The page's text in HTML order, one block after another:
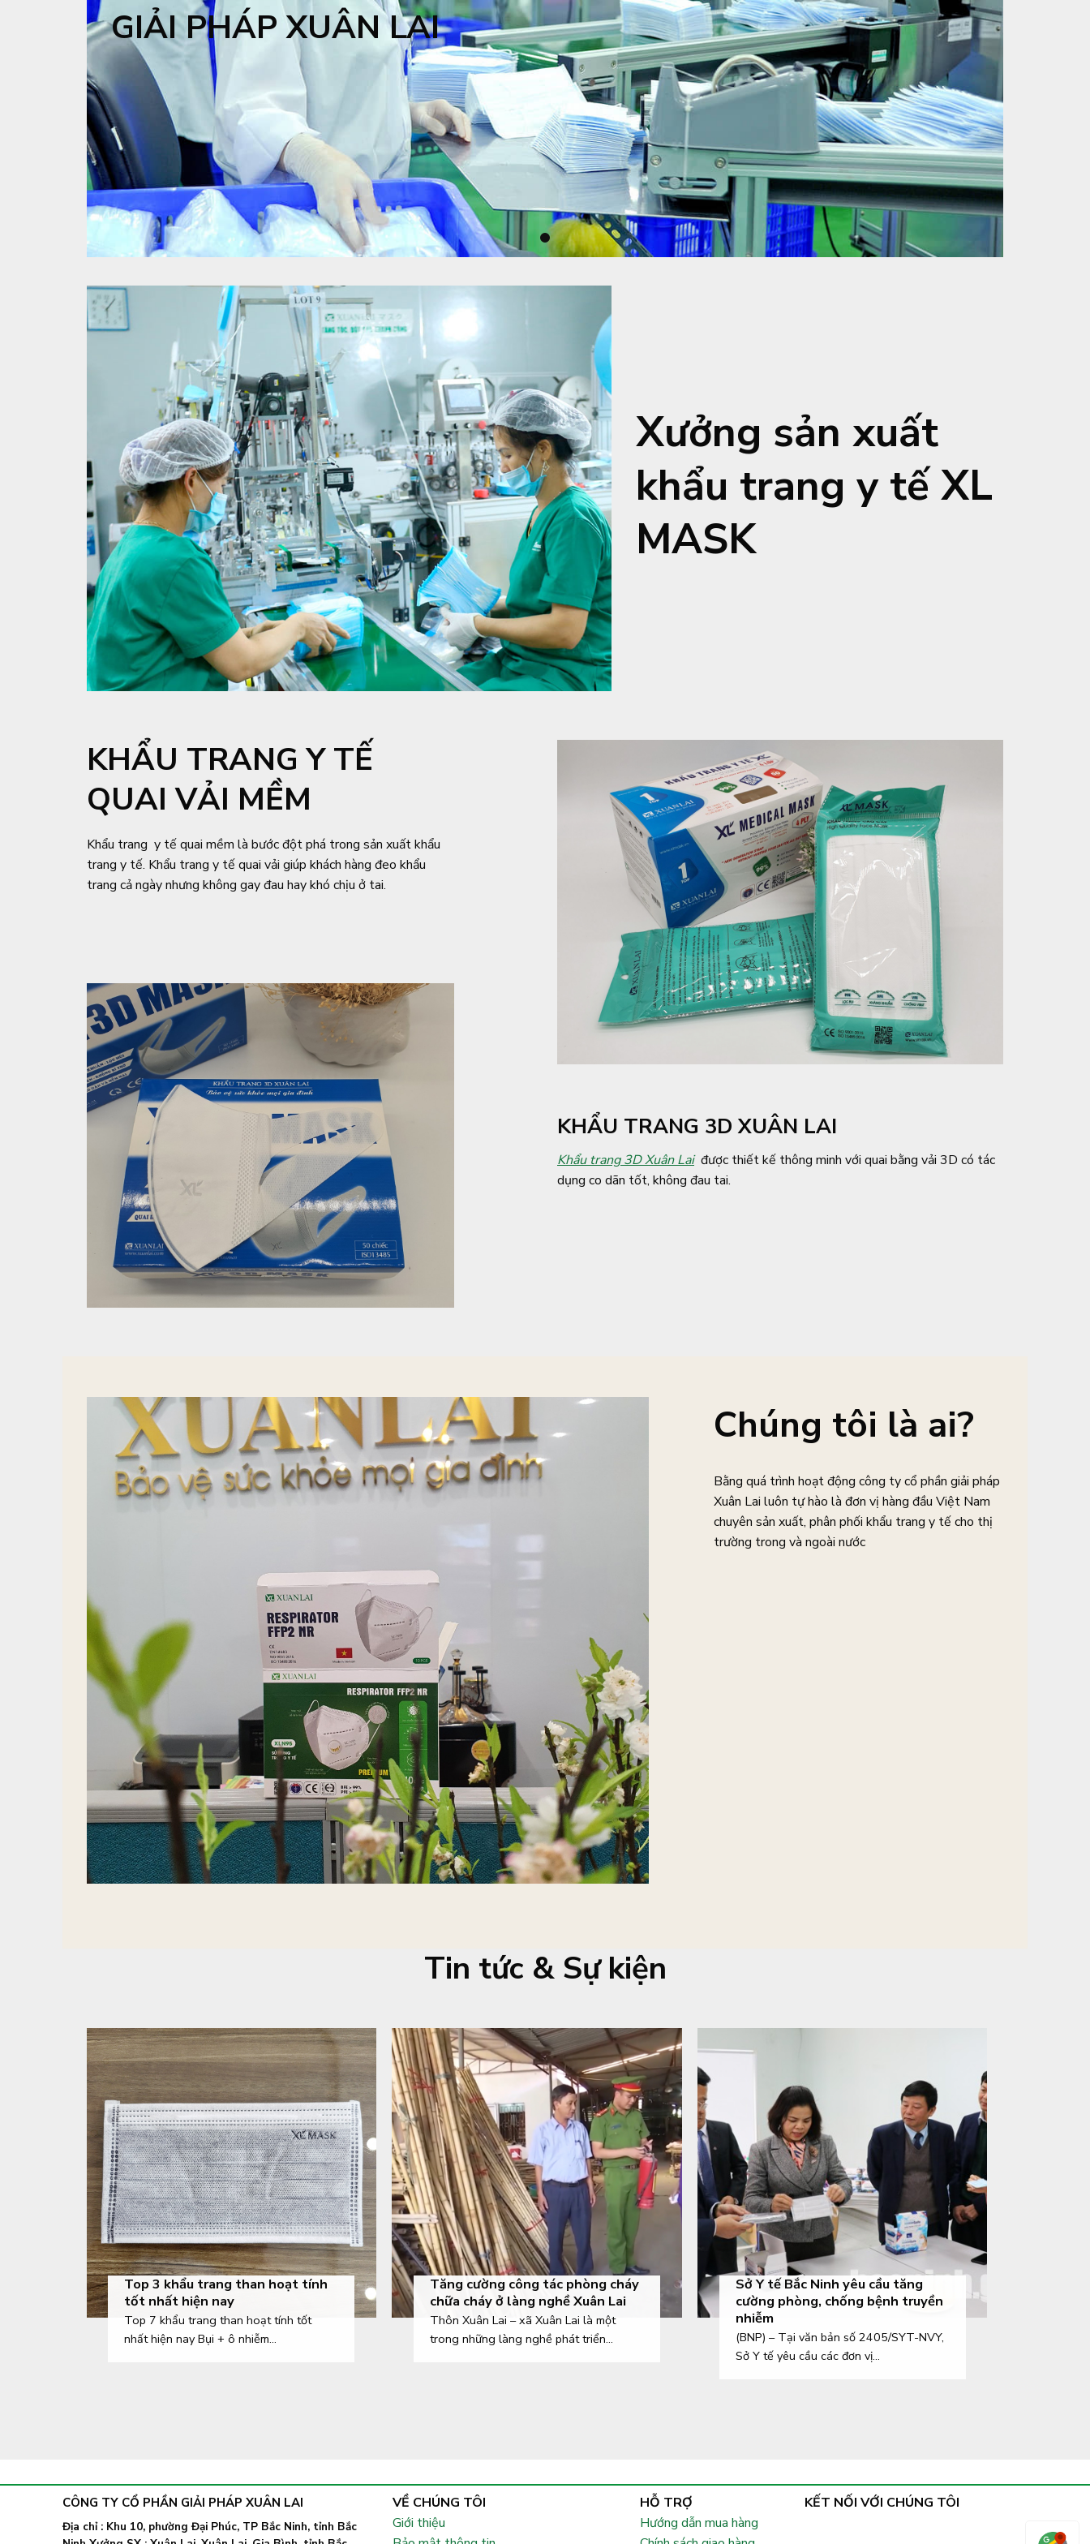
GIẢI PHÁP XUÂN LAI
Xưởng sản xuất
khẩu trang y tế XL
MASK
KHẨU TRANG Y TẾ
QUAI VẢI MỀM
Khẩu trang y tế quai mềm là bước đột phá trong sản xuất khẩu
trang y tế. Khẩu trang y tế quai vải giúp khách hàng đeo khẩu
trang cả ngày nhưng không gay đau hay khó chịu ở tai.
KHẨU TRANG 3D XUÂN LAI
Khẩu trang 3D Xuân Laiđược thiết kế thông minh với quai bằng vải 3D có tác
dụng co dãn tốt, không đau tai.
Chúng tôi là ai?
Bằng quá trình hoạt động công ty cổ phần giải pháp
Xuân Lai luôn tự hào là đơn vị hàng đầu Việt Nam
chuyên sản xuất, phân phối khẩu trang y tế cho thị
trường trong và ngoài nước
Tin tức & Sự kiện
Top 3 khẩu trang than hoạt tính
tốt nhất hiện nay
Top 7 khẩu trang than hoạt tính tốt
nhất hiện nay Bụi + ô nhiễm...
Tăng cường công tác phòng cháy
chữa cháy ở làng nghề Xuân Lai
Thôn Xuân Lai – xã Xuân Lai là một
trong những làng nghề phát triển...
Sở Y tế Bắc Ninh yêu cầu tăng
cường phòng, chống bệnh truyền
nhiễm
(BNP) – Tại văn bản số 2405/SYT-NVY,
Sở Y tế yêu cầu các đơn vị...
CÔNG TY CỔ PHẦN GIẢI PHÁP XUÂN LAI
Địa chỉ : Khu 10, phường Đại Phúc, TP Bắc Ninh, tỉnh Bắc
VỀ CHÚNG TÔI
Giới thiệu
HỖ TRỢ
Hướng dẫn mua hàng
KẾT NỐI VỚI CHÚNG TÔI